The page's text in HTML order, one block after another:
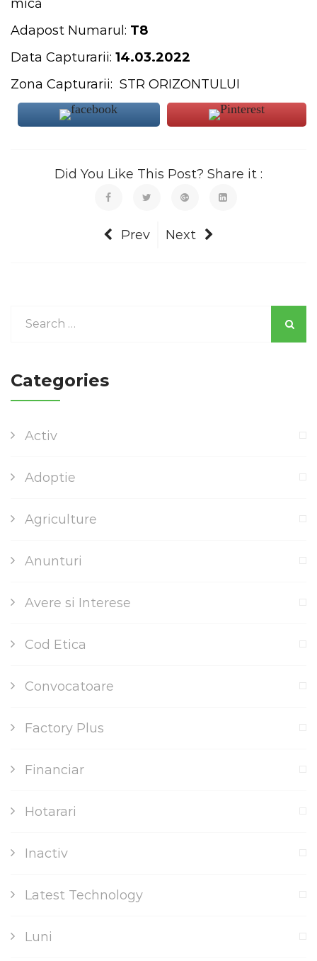
mică
Adapost Numarul: T8
Data Capturarii: 14.03.2022
Zona Capturarii: STR ORIZONTULUI
Did You Like This Post? Share it :
Prev Next
Categories
Activ
Adoptie
Agriculture
Anunturi
Avere si Interese
Cod Etica
Convocatoare
Factory Plus
Financiar
Hotarari
Inactiv
Latest Technology
Luni